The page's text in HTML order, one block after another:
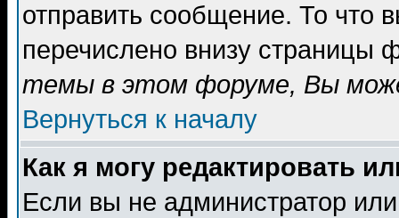
отправить сообщение. То что
перечислено внизу страницы
темы в этом форуме, Вы
Вернуться к началу
Как я могу редактировать
Если вы не администратор